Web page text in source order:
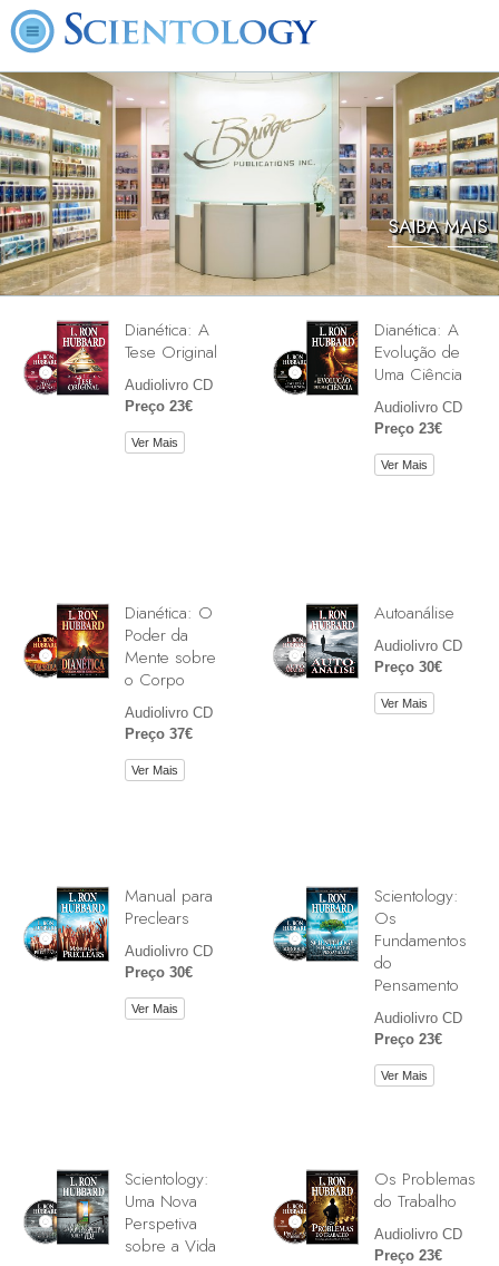
SAIBA MAIS
Dianética: A
Tese Original
Audiolivro CD
Preço 23€
Ver Mais
Dianética: A
Evolução de
Uma Ciência
Audiolivro CD
Preço 23€
Ver Mais
Dianética: O
Poder da
Mente sobre
o Corpo
Audiolivro CD
Preço 37€
Ver Mais
Autoanálise
Audiolivro CD
Preço 30€
Ver Mais
Manual para
Preclears
Audiolivro CD
Preço 30€
Ver Mais
Scientology:
Os
Fundamentos
do
Pensamento
Audiolivro CD
Preço 23€
Ver Mais
Scientology:
Uma Nova
Perspetiva
sobre a Vida
Os Problemas
do Trabalho
Audiolivro CD
Preço 23€